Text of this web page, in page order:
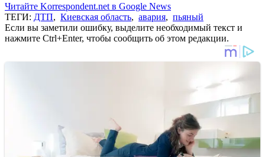
Читайте Korrespondent.net в Google News
ТЕГИ: ДТП, Киевская область, авария, пьяный
Если вы заметили ошибку, выделите необходимый текст и
нажмите Ctrl+Enter, чтобы сообщить об этом редакции.